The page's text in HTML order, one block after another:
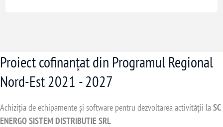
Proiect cofinanțat din Programul Regional
Nord-Est 2021 - 2027
Achiziția de echipamente și software pentru dezvoltarea activității laSC
ENERGO SISTEM DISTRIBUTIE SRL